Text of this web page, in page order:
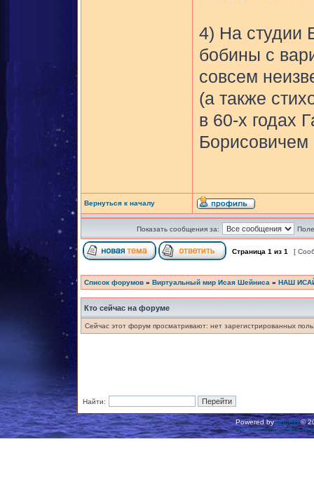
4) На студии
бобины с
совсем
(а также
в 60-х годах
Борисовичем
Вернуться к началу
Показать сообщения за:
Страница 1 из 1 [
Список форумов » Виртуальный мир Исая Шейниса » НАШ
Кто сейчас на форуме
Сейчас этот форум просматривают: нет зарегистрированных
Найти:
Powered byphpBB©
Русская поддержка